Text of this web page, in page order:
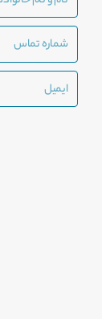
نام
خانوادگی
شماره
ایمیل